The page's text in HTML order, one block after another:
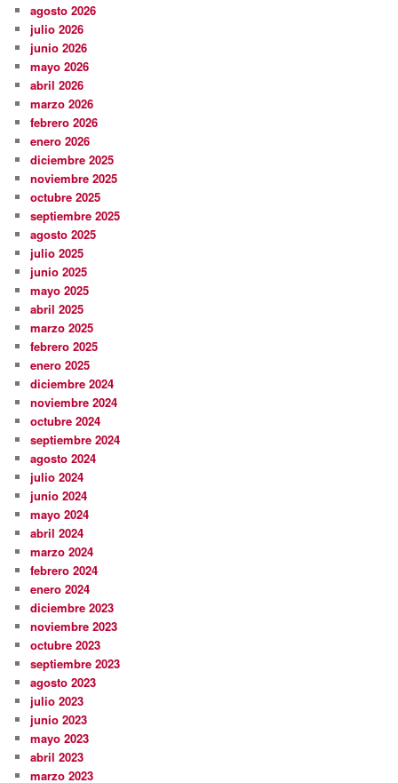
agosto 2026
julio 2026
junio 2026
mayo 2026
abril 2026
marzo 2026
febrero 2026
enero 2026
diciembre 2025
noviembre 2025
octubre 2025
septiembre 2025
agosto 2025
julio 2025
junio 2025
mayo 2025
abril 2025
marzo 2025
febrero 2025
enero 2025
diciembre 2024
noviembre 2024
octubre 2024
septiembre 2024
agosto 2024
julio 2024
junio 2024
mayo 2024
abril 2024
marzo 2024
febrero 2024
enero 2024
diciembre 2023
noviembre 2023
octubre 2023
septiembre 2023
agosto 2023
julio 2023
junio 2023
mayo 2023
abril 2023
marzo 2023